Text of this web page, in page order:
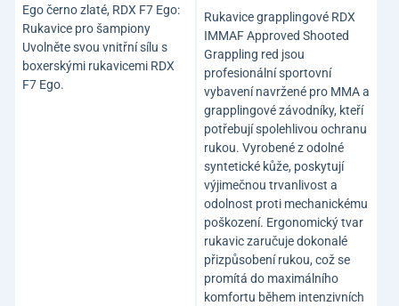
Ego černo zlaté, RDX F7 Ego:
Rukavice pro šampiony
Uvolněte svou vnitřní sílu s
boxerskými rukavicemi RDX
F7 Ego.
Rukavice grapplingové RDX
IMMAF Approved Shooted
Grappling red jsou
profesionální sportovní
vybavení navržené pro MMA a
grapplingové závodníky, kteří
potřebují spolehlivou ochranu
rukou. Vyrobené z odolné
syntetické kůže, poskytují
výjimečnou trvanlivost a
odolnost proti mechanickému
poškození. Ergonomický tvar
rukavic zaručuje dokonalé
přizpůsobení rukou, což se
promítá do maximálního
komfortu během intenzivních